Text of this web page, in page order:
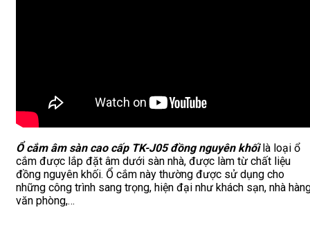
Ổ cắm âm sàn cao cấp TK-J05 đồng nguyên khối là loại ổ
cắm được lắp đặt âm dưới sàn nhà, được làm từ chất liệu
đồng nguyên khối. Ổ cắm này thường được sử dụng cho
những công trình sang trọng, hiện đại như khách sạn, nhà
văn phòng,…